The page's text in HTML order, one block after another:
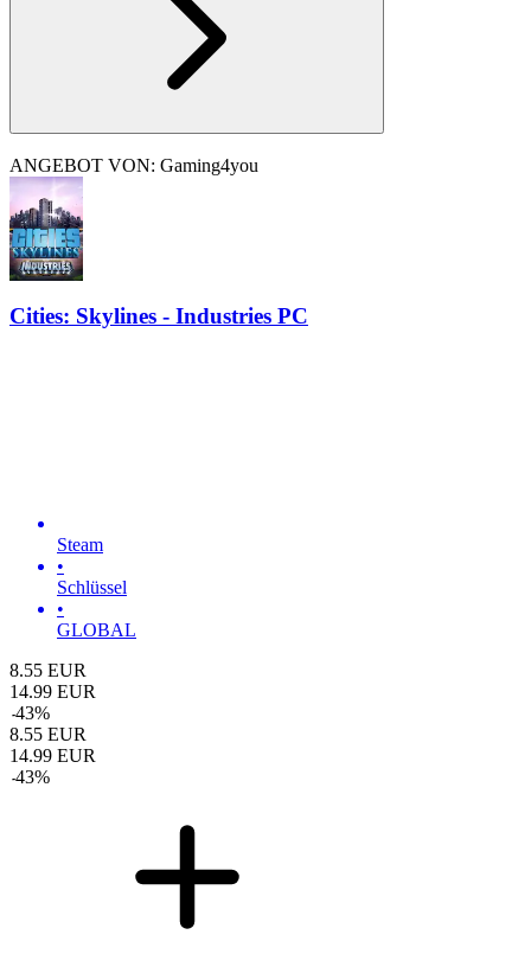
ANGEBOT VON: Gaming4you
Cities: Skylines - Industries PC
Steam
•
Schlüssel
•
GLOBAL
8.55 EUR
14.99 EUR
-43%
8.55 EUR
14.99 EUR
-43%